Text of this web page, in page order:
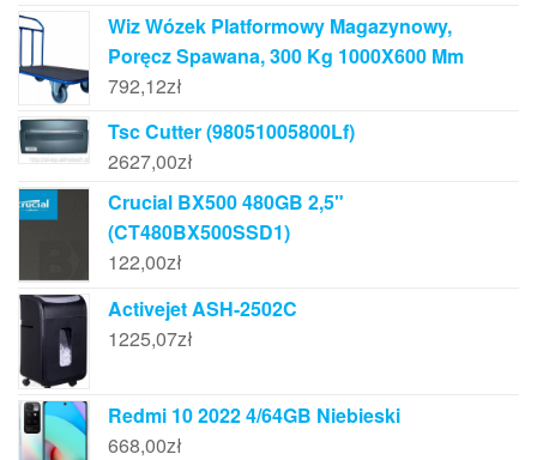
Wiz Wózek Platformowy Magazynowy,
Poręcz Spawana, 300 Kg 1000X600 Mm
792,12zł
Tsc Cutter (98051005800Lf)
2627,00zł
Crucial BX500 480GB 2,5"
(CT480BX500SSD1)
122,00zł
Activejet ASH-2502C
1225,07zł
Redmi 10 2022 4/64GB Niebieski
668,00zł